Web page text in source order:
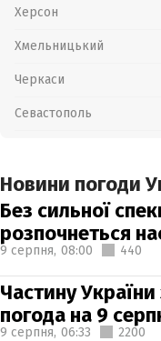
Херсон
Хмельницький
Черкаси
Севастополь
Новини погоди
Без сильної
розпочнеться
9 серпня, 08:00 440
Частину
погода на 9
9 серпня, 06:33 2200